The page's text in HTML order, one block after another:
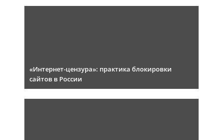
«Интернет-цензура»: практика блокировки
сайтов в России